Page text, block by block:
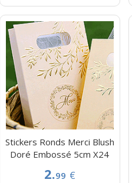
Stickers Ronds Merci Blush
Doré Embossé 5cm X24
2.99 €